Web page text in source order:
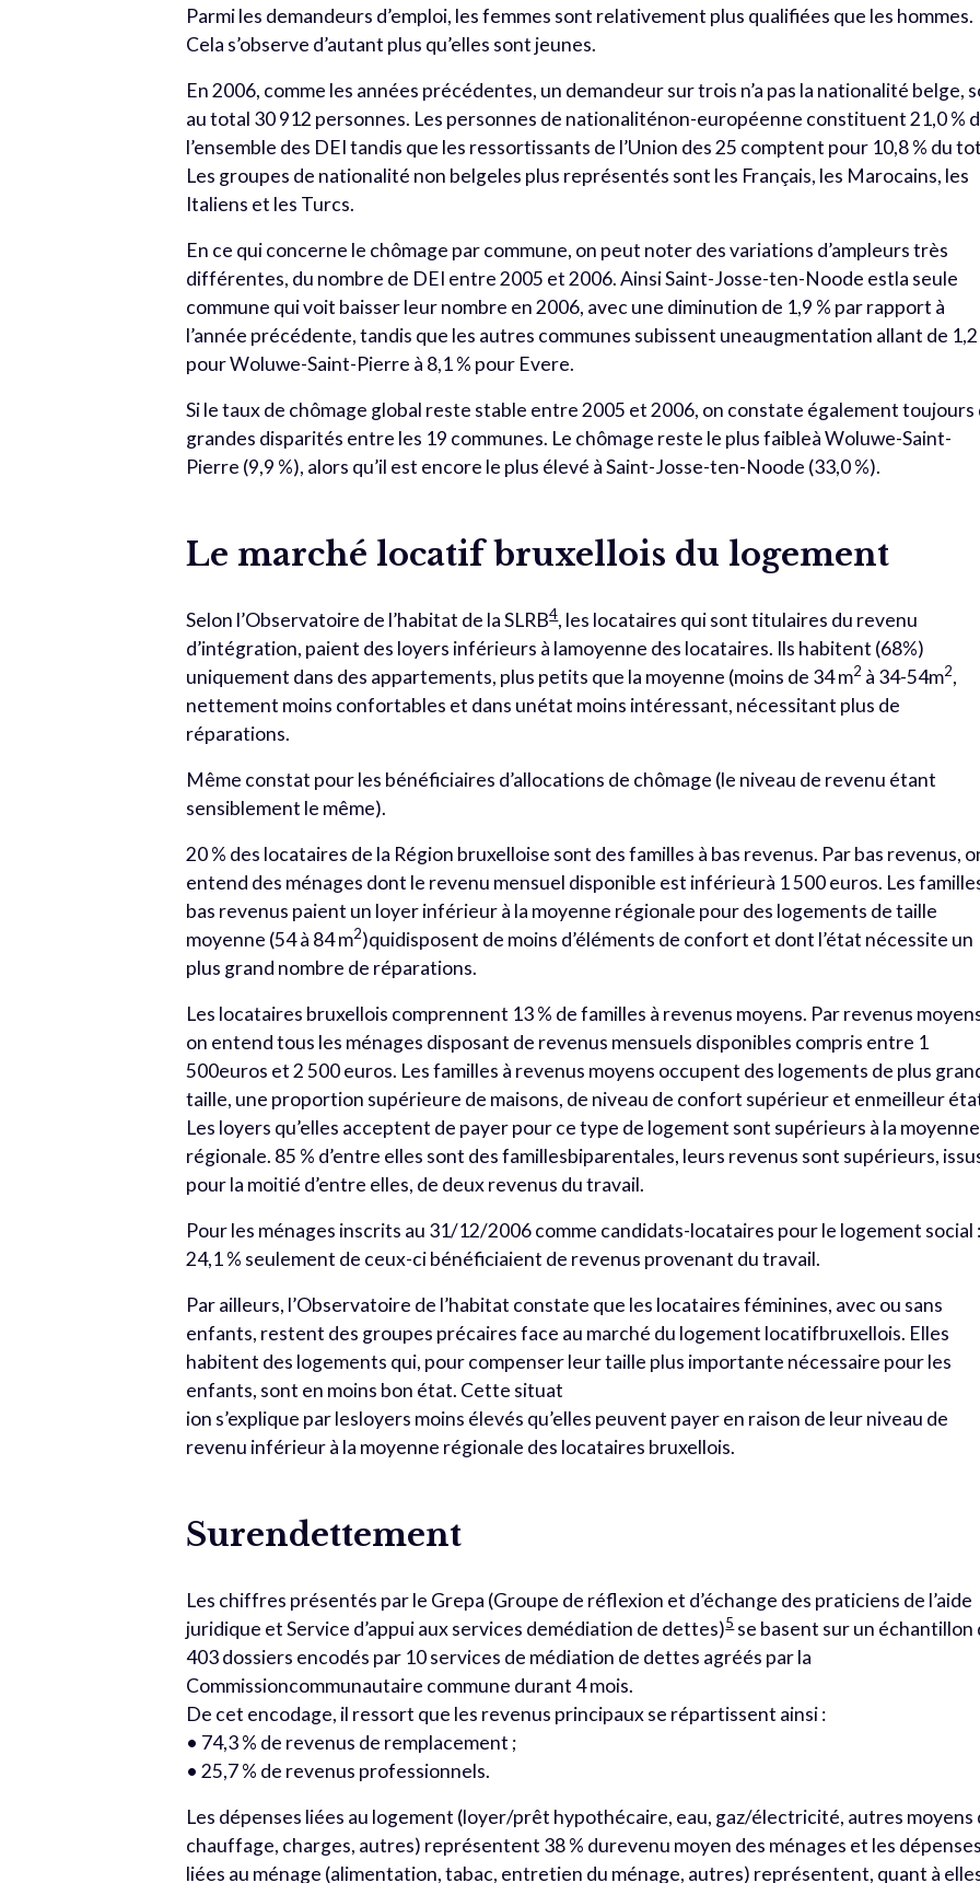
Parmi les demandeurs d’emploi, les femmes sont relativement plus qualifiées que les hommes.
Cela s’observe d’autant plus qu’elles sont jeunes.
En 2006, comme les années précédentes, un demandeur sur trois n’a pas la nationalité belge,
au total 30 912 personnes. Les personnes de nationaliténon-européenne constituent 21,0 %
l’ensemble des DEI tandis que les ressortissants de l’Union des 25 comptent pour 10,8 % du
Les groupes de nationalité non belgeles plus représentés sont les Français, les Marocains, les
Italiens et les Turcs.
En ce qui concerne le chômage par commune, on peut noter des variations d’ampleurs très
différentes, du nombre de DEI entre 2005 et 2006. Ainsi Saint-Josse-ten-Noode estla seule
commune qui voit baisser leur nombre en 2006, avec une diminution de 1,9 % par rapport à
l’année précédente, tandis que les autres communes subissent uneaugmentation allant de 1,2
pour Woluwe-Saint-Pierre à 8,1 % pour Evere.
Si le taux de chômage global reste stable entre 2005 et 2006, on constate également toujours
grandes disparités entre les 19 communes. Le chômage reste le plus faibleà Woluwe-Saint-
Pierre (9,9 %), alors qu’il est encore le plus élevé à Saint-Josse-ten-Noode (33,0 %).
Le marché locatif bruxellois du logement
Selon l’Observatoire de l’habitat de la SLRB4, les locataires qui sont titulaires du revenu
d’intégration, paient des loyers inférieurs à lamoyenne des locataires. Ils habitent (68%)
uniquement dans des appartements, plus petits que la moyenne (moins de 34 m2 à 34-54m2,
nettement moins confortables et dans unétat moins intéressant, nécessitant plus de
réparations.
Même constat pour les bénéficiaires d’allocations de chômage (le niveau de revenu étant
sensiblement le même).
20 % des locataires de la Région bruxelloise sont des familles à bas revenus. Par bas revenus,
entend des ménages dont le revenu mensuel disponible est inférieurà 1 500 euros. Les
bas revenus paient un loyer inférieur à la moyenne régionale pour des logements de taille
moyenne (54 à 84 m2)quidisposent de moins d’éléments de confort et dont l’état nécessite un
plus grand nombre de réparations.
Les locataires bruxellois comprennent 13 % de familles à revenus moyens. Par revenus
on entend tous les ménages disposant de revenus mensuels disponibles compris entre 1
500euros et 2 500 euros. Les familles à revenus moyens occupent des logements de plus
taille, une proportion supérieure de maisons, de niveau de confort supérieur et enmeilleur
Les loyers qu’elles acceptent de payer pour ce type de logement sont supérieurs à la moyenne
régionale. 85 % d’entre elles sont des famillesbiparentales, leurs revenus sont supérieurs,
pour la moitié d’entre elles, de deux revenus du travail.
Pour les ménages inscrits au 31/12/2006 comme candidats-locataires pour le logement social
24,1 % seulement de ceux-ci bénéficiaient de revenus provenant du travail.
Par ailleurs, l’Observatoire de l’habitat constate que les locataires féminines, avec ou sans
enfants, restent des groupes précaires face au marché du logement locatifbruxellois. Elles
habitent des logements qui, pour compenser leur taille plus importante nécessaire pour les
enfants, sont en moins bon état. Cette situat
ion s’explique par lesloyers moins élevés qu’elles peuvent payer en raison de leur niveau de
revenu inférieur à la moyenne régionale des locataires bruxellois.
Surendettement
Les chiffres présentés par le Grepa (Groupe de réflexion et d’échange des praticiens de l’aide
juridique et Service d’appui aux services demédiation de dettes)5se basent sur un échantillon
403 dossiers encodés par 10 services de médiation de dettes agréés par la
Commissioncommunautaire commune durant 4 mois.
De cet encodage, il ressort que les revenus principaux se répartissent ainsi :
• 74,3 % de revenus de remplacement ;
• 25,7 % de revenus professionnels.
Les dépenses liées au logement (loyer/prêt hypothécaire, eau, gaz/électricité, autres moyens
chauffage, charges, autres) représentent 38 % durevenu moyen des ménages et les
liées au ménage (alimentation, tabac, entretien du ménage, autres) représentent, quant à